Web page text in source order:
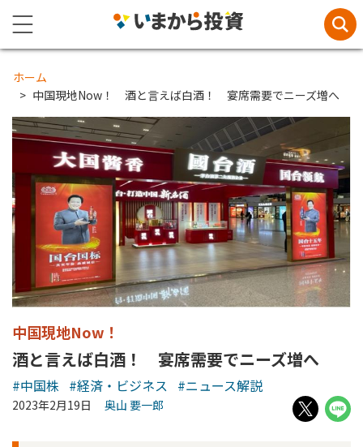
ホーム
中国現地Now！ 酒と言えば白酒！ 宴席需要でニーズ増へ
中国現地Now！
酒と言えば白酒！ 宴席需要でニーズ増へ
#中国株 #経済・ビジネス #ニュース解説
2023年2月19日 奥山 要一郎